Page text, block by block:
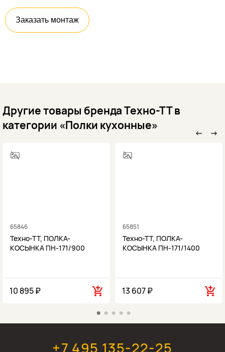
Заказать монтаж
Другие товары бренда Техно-ТТ в
категории «Полки кухонные»
←
65846
Техно-ТТ, ПОЛКА-
КОСЫНКА ПН-171/900
10 895 ₽
65851
Техно-ТТ, ПОЛКА-
КОСЫНКА ПН-171/1400
13 607 ₽
→
+7 495 135-22-25